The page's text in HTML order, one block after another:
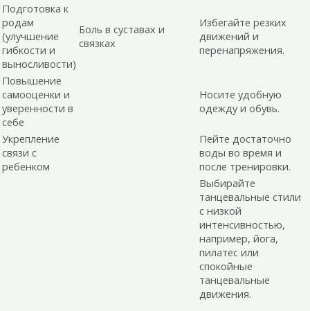
Подготовка к
родам
(улучшение
гибкости и
выносливости)
Боль в суставах и
связках
Избегайте резких
движений и
перенапряжения.
Повышение
самооценки и
уверенности в
себе
Носите удобную
одежду и обувь.
Укрепление
связи с
ребенком
Пейте достаточно
воды во время и
после тренировки.
Выбирайте
танцевальные стили
с низкой
интенсивностью,
например, йога,
пилатес или
спокойные
танцевальные
движения.